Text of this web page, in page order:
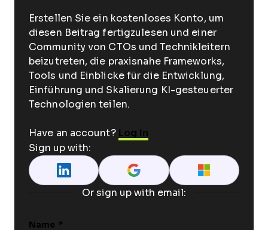
Erstellen Sie ein kostenloses Konto, um
diesen Beitrag fertigzulesen und einer
Community von CTOs und Technikleitern
beizutreten, die praxisnahe Frameworks,
Tools und Einblicke für die Entwicklung,
Einführung und Skalierung KI-gesteuerter
Technologien teilen.
Have an account? Log In
Sign up with:
Or sign up with email:
Name *